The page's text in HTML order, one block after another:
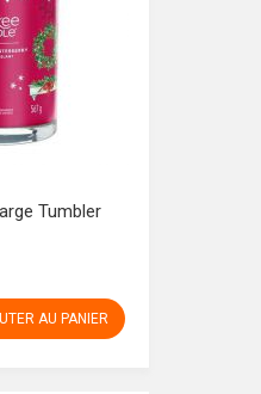
Tumbler
AU PANIER